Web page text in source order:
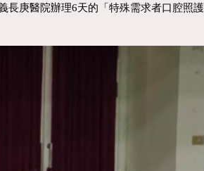
長庚醫院辦理6天的「特殊需求者口腔照